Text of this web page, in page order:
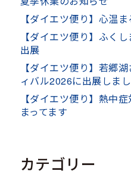
【ダイエツ便り】心温
【ダイエツ便り】ふく
出展
【ダイエツ便り】若郷
ィバル2026に出展しま
【ダイエツ便り】熱中
まってます
カテゴリー